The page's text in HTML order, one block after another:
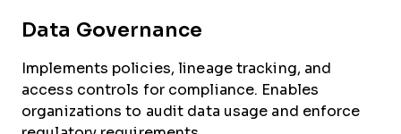
Data Governance
Implements policies, lineage tracking, and
access controls for compliance. Enables
organizations to audit data usage and enforce